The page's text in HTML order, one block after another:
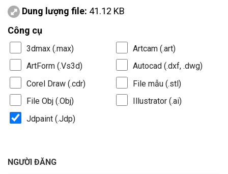
Dung lượng file: 41.12 KB
Công cụ
3dmax (.max)
Artcam (.art)
ArtForm (.Vs3d)
Autocad (.dxf, .dwg)
Corel Draw (.cdr)
File mẫu (.stl)
File Obj (.Obj)
Illustrator (.ai)
Jdpaint (.Jdp)
NGƯỜI ĐĂNG